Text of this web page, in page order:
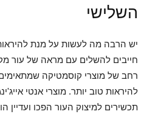
השלישי
יש הרבה מה לעשות על מנת
חייבים להשלים עם מראה של עור
רחב של מוצרי קוסמטיקה
להיראות טוב יותר. מוצרי אנטי
תכשירים למיצוק העור הפכו ועדיין